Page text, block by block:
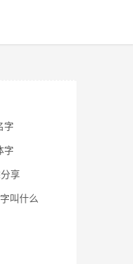
字
字
享
叫什么